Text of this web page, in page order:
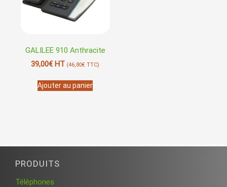
GALILEE 910 Anthracite
39,00€HT (46,80€ TTC)
Ajouter au panier
PRODUITS
Téléphones